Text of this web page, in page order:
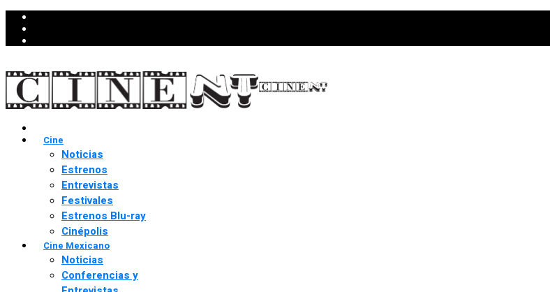
Cine
Noticias
Estrenos
Entrevistas
Festivales
Estrenos Blu-ray
Cinépolis
Cine Mexicano
Noticias
Conferencias y